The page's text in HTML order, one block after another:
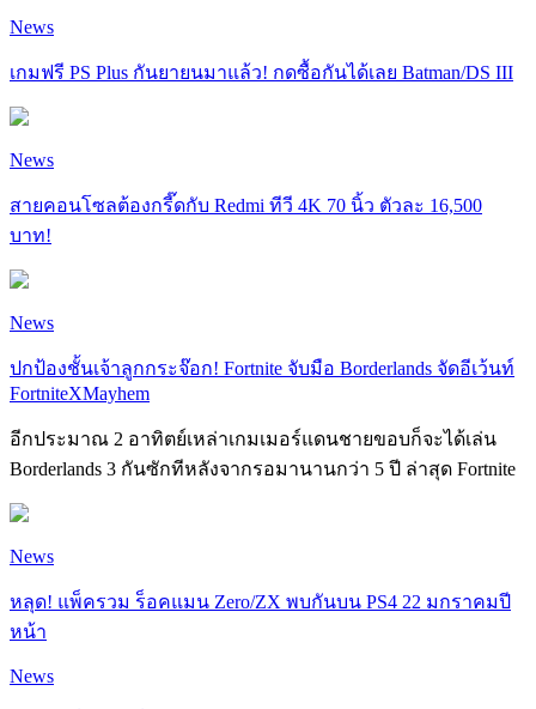
News
เกมฟรี PS Plus กันยายนมาแล้ว! กดซื้อกันได้เลย Batman/DS III
News
สายคอนโซลต้องกรี๊ดกับ Redmi ทีวี 4K 70 นิ้ว ตัวละ 16,500
บาท!
News
ปกป้องชั้นเจ้าลูกกระจ๊อก! Fortnite จับมือ Borderlands จัดอีเว้นท์
FortniteXMayhem
อีกประมาณ 2 อาทิตย์เหล่าเกมเมอร์แดนชายขอบก็จะได้เล่น
Borderlands 3 กันซักทีหลังจากรอมานานกว่า 5 ปี ล่าสุด Fortnite
News
หลุด! แพ็ครวม ร็อคแมน Zero/ZX พบกันบน PS4 22 มกราคมปี
หน้า
News